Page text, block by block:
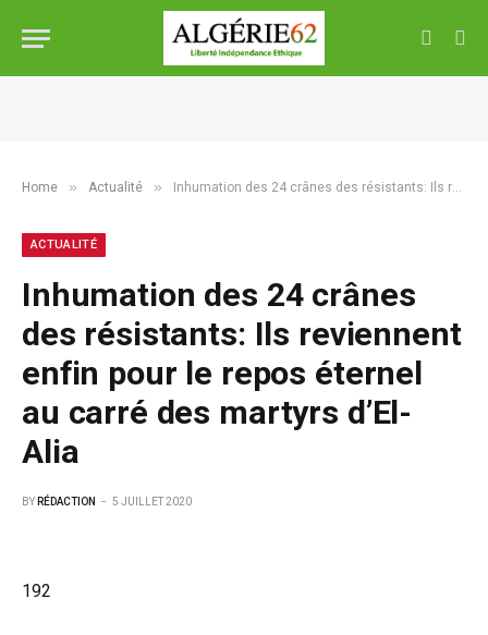
Home » Actualité » Inhumation des 24 crânes des résistants: Ils reviennent enfin pour le repos éternel au carré des martyrs d’El-Alia
ACTUALITÉ
Inhumation des 24 crânes
des résistants: Ils reviennent
enfin pour le repos éternel
au carré des martyrs d’El-
Alia
BY RÉDACTION 5 JUILLET 2020
192